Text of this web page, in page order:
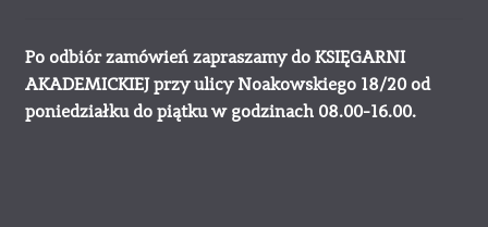
Po odbiór zamówień zapraszamy do KSIĘGARNI
AKADEMICKIEJ przy ulicy Noakowskiego 18/20 od
poniedziałku do piątku w godzinach 08.00-16.00.